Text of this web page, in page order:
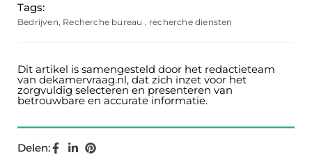
Tags:
Bedrijven, Recherche bureau , recherche diensten
Dit artikel is samengesteld door het redactieteam
van dekamervraag.nl, dat zich inzet voor het
zorgvuldig selecteren en presenteren van
betrouwbare en accurate informatie.
Delen: